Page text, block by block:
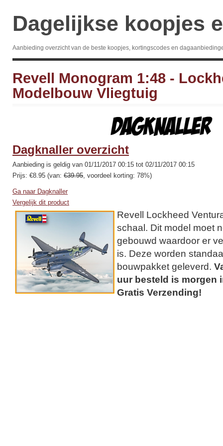
Dagelijkse koopjes
Aanbieding overzicht van de beste koopjes, kortingscodes en
Revell Monogram 1:48 -
Modelbouw Vliegtuig
Dagknaller overzicht
Aanbieding is geldig van 01/11/2017 00:15 tot 02/11/2017 00:15
Prijs: €8.95 (van: €39.95, voordeel korting: 78%)
Ga naar Dagknaller
Vergelijk dit product
Revell Lockheed
schaal. Dit model moet
gebouwd waardoor er
is. Deze worden
bouwpakket geleverd.
uur besteld is morgen
Gratis Verzending!